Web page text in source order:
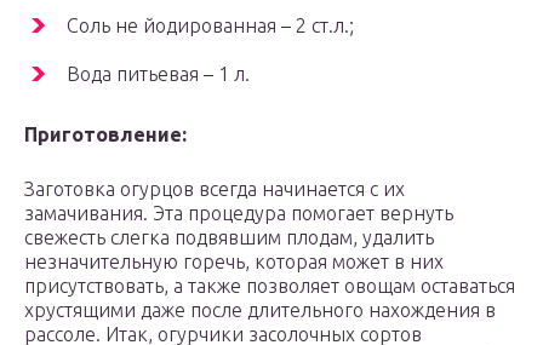
Соль не йодированная – 2 ст.л.;
Вода питьевая – 1 л.
Приготовление:
Заготовка огурцов всегда начинается с их
замачивания. Эта процедура помогает вернуть
свежесть слегка подвявшим плодам, удалить
незначительную горечь, которая может в них
присутствовать, а также позволяет овощам оставаться
хрустящими даже после длительного нахождения в
рассоле. Итак, огурчики засолочных сортов